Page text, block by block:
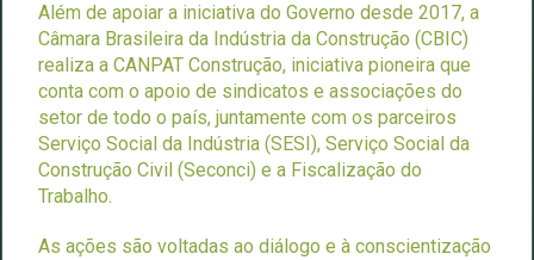
Além de apoiar a iniciativa do Governo desde 2017, a
Câmara Brasileira da Indústria da Construção (CBIC)
realiza a CANPAT Construção, iniciativa pioneira que
conta com o apoio de sindicatos e associações do
setor de todo o país, juntamente com os parceiros
Serviço Social da Indústria (SESI), Serviço Social da
Construção Civil (Seconci) e a Fiscalização do
Trabalho.
As ações são voltadas ao diálogo e à conscientização